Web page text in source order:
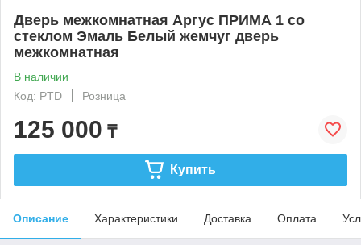
Дверь межкомнатная Аргус ПРИМА 1 со
стеклом Эмаль Белый жемчуг дверь
межкомнатная
В наличии
Код: PTD
Розница
125 000 ₸
Купить
Описание Характеристики Доставка Оплата